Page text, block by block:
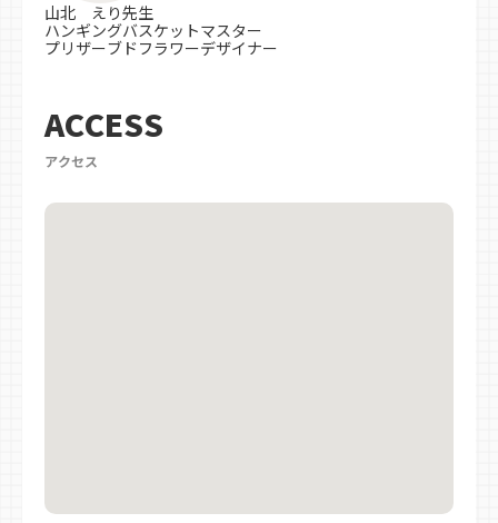
山北 えり先生
ハンギングバスケットマスター
プリザーブドフラワーデザイナー
ACCESS
アクセス